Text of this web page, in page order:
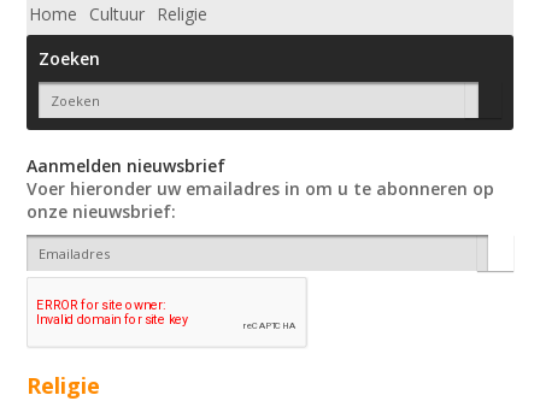
Home Cultuur Religie
Zoeken
Aanmelden nieuwsbrief
Voer hieronder uw emailadres in om u te abonneren op
onze nieuwsbrief:
Religie